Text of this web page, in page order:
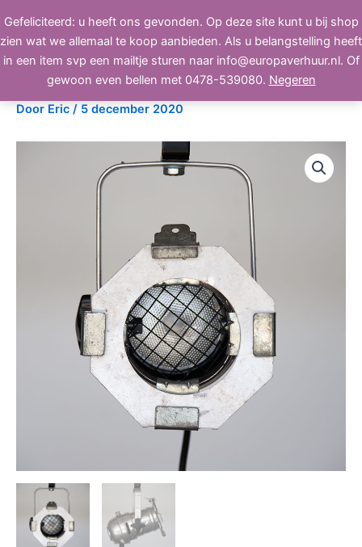
Gefeliciteerd: u heeft ons gevonden. Op deze site kunt u bij shop
zien wat we allemaal te koop aanbieden. Als u belangstelling heeft
in een item svp een mailtje sturen naar info@europaverhuur.nl. Of
gewoon even bellen met 0478-539080. Negeren
naar
de
inhoud
BEELD, GELUID, LICHT
Par30, long, polish
Door Eric / 5 december 2020